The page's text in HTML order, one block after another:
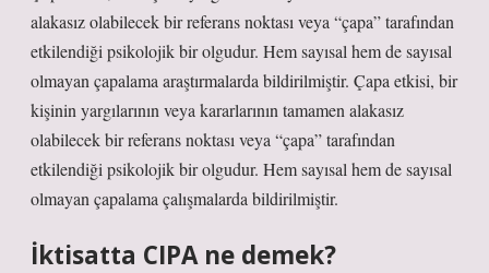
alakasız olabilecek bir referans noktası veya “çapa” tarafından
etkilendiği psikolojik bir olgudur. Hem sayısal hem de sayısal
olmayan çapalama araştırmalarda bildirilmiştir. Çapa etkisi, bir
kişinin yargılarının veya kararlarının tamamen alakasız
olabilecek bir referans noktası veya “çapa” tarafından
etkilendiği psikolojik bir olgudur. Hem sayısal hem de sayısal
olmayan çapalama çalışmalarda bildirilmiştir.
İktisatta CIPA ne demek?